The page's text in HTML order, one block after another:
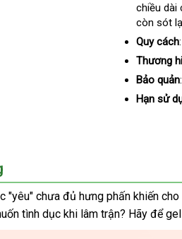
chiều dài
còn sót
Quy cách
Thương
Bảo quản
Hạn sử
"yêu" chưa đủ hưng phấn khiến cho
tình dục khi lâm trậntham
khảo
? Hãy vệ
sinh
để